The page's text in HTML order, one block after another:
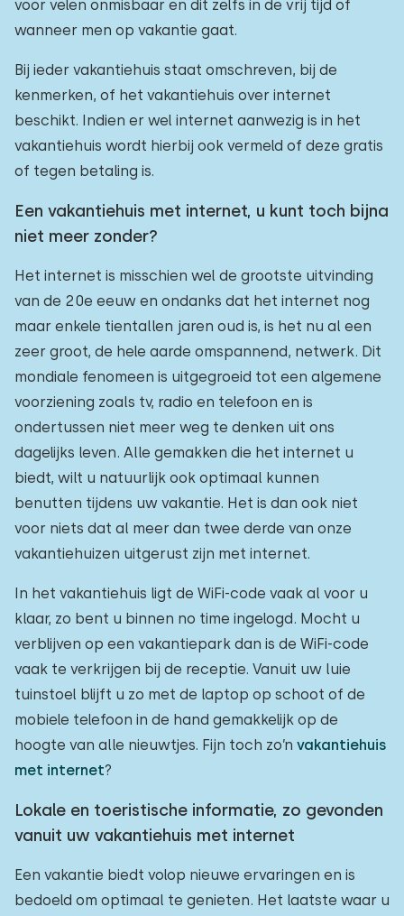
voor velen onmisbaar en dit zelfs in de vrij tijd of
wanneer men op vakantie gaat.
Bij ieder vakantiehuis staat omschreven, bij de
kenmerken, of het vakantiehuis over internet
beschikt. Indien er wel internet aanwezig is in het
vakantiehuis wordt hierbij ook vermeld of deze gratis
of tegen betaling is.
Een vakantiehuis met internet, u kunt toch bijna
niet meer zonder?
Het internet is misschien wel de grootste uitvinding
van de 20e eeuw en ondanks dat het internet nog
maar enkele tientallen jaren oud is, is het nu al een
zeer groot, de hele aarde omspannend, netwerk. Dit
mondiale fenomeen is uitgegroeid tot een algemene
voorziening zoals tv, radio en telefoon en is
ondertussen niet meer weg te denken uit ons
dagelijks leven. Alle gemakken die het internet u
biedt, wilt u natuurlijk ook optimaal kunnen
benutten tijdens uw vakantie. Het is dan ook niet
voor niets dat al meer dan twee derde van onze
vakantiehuizen uitgerust zijn met internet.
In het vakantiehuis ligt de WiFi-code vaak al voor u
klaar, zo bent u binnen no time ingelogd. Mocht u
verblijven op een vakantiepark dan is de WiFi-code
vaak te verkrijgen bij de receptie. Vanuit uw luie
tuinstoel blijft u zo met de laptop op schoot of de
mobiele telefoon in de hand gemakkelijk op de
hoogte van alle nieuwtjes. Fijn toch zo’n vakantiehuis
met internet?
Lokale en toeristische informatie, zo gevonden
vanuit uw vakantiehuis met internet
Een vakantie biedt volop nieuwe ervaringen en is
bedoeld om optimaal te genieten. Het laatste waar u